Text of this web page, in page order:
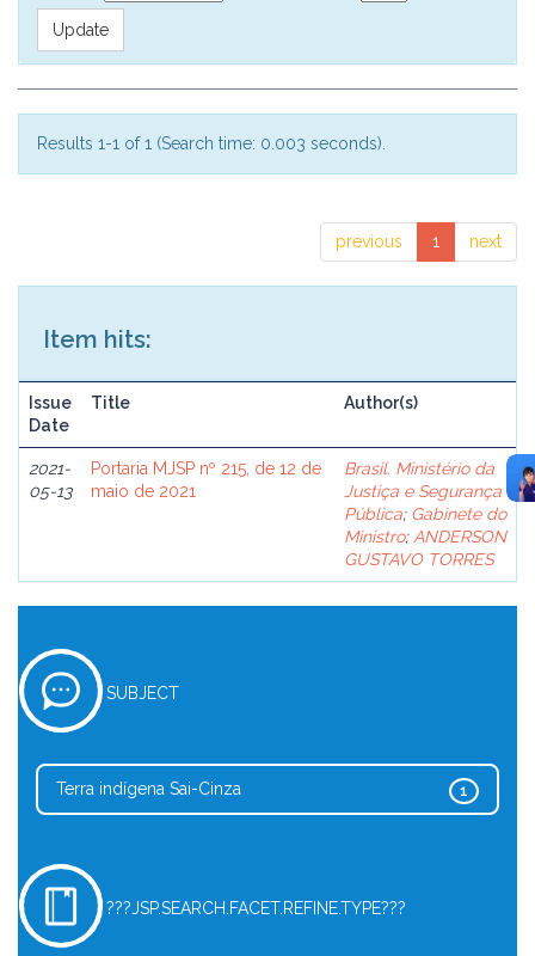
Results 1-1 of 1 (Search time: 0.003 seconds).
previous 1 next
Item hits:
Issue
Date
Title Author(s)
2021-
05-13
Portaria MJSP nº 215, de 12 de
maio de 2021
Brasil. Ministério da
Justiça e Segurança
Pública; Gabinete do
Ministro; ANDERSON
GUSTAVO TORRES
SUBJECT
1
Terra indígena Sai-Cinza
???JSP.SEARCH.FACET.REFINE.TYPE???